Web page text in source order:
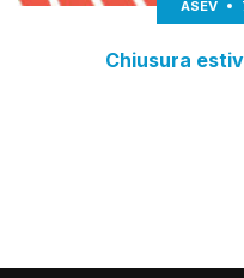
ASEV
Chiusura